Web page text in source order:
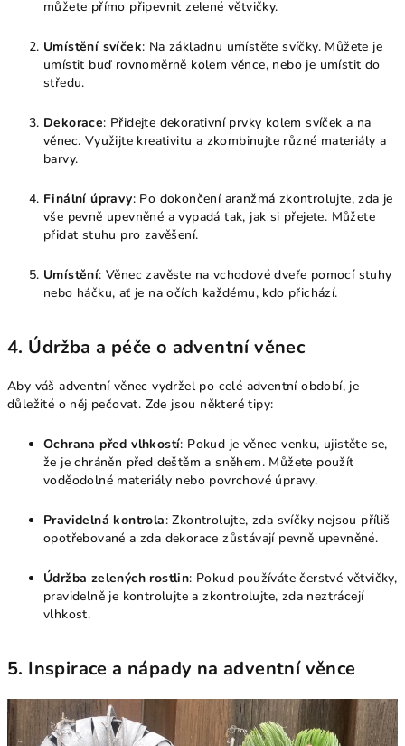
můžete přímo připevnit zelené větvičky.
Umístění svíček: Na základnu umístěte svíčky. Můžete je
umístit buď rovnoměrně kolem věnce, nebo je umístit do
středu.
Dekorace: Přidejte dekorativní prvky kolem svíček a na
věnec. Využijte kreativitu a zkombinujte různé materiály a
barvy.
Finální úpravy: Po dokončení aranžmá zkontrolujte, zda je
vše pevně upevněné a vypadá tak, jak si přejete. Můžete
přidat stuhu pro zavěšení.
Umístění: Věnec zavěste na vchodové dveře pomocí stuhy
nebo háčku, ať je na očích každému, kdo přichází.
4. Údržba a péče o adventní věnec
Aby váš adventní věnec vydržel po celé adventní období, je
důležité o něj pečovat. Zde jsou některé tipy:
Ochrana před vlhkostí: Pokud je věnec venku, ujistěte se,
že je chráněn před deštěm a sněhem. Můžete použít
voděodolné materiály nebo povrchové úpravy.
Pravidelná kontrola: Zkontrolujte, zda svíčky nejsou příliš
opotřebované a zda dekorace zůstávají pevně upevněné.
Údržba zelených rostlin: Pokud používáte čerstvé větvičky,
pravidelně je kontrolujte a zkontrolujte, zda neztrácejí
vlhkost.
5. Inspirace a nápady na adventní věnce